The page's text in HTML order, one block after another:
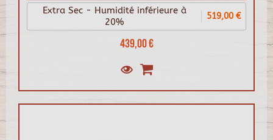
439,00 €
Extra Sec - Humidité inférieure à
20%
519,00 €